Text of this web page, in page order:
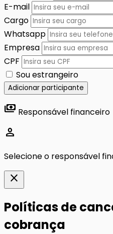
E-mail
Cargo
Whatsapp
Empresa
CPF
Sou estrangeiro
Adicionar participante
payments Responsável financeiro
person
Selecione o responsável
close
Políticas de
cobrança